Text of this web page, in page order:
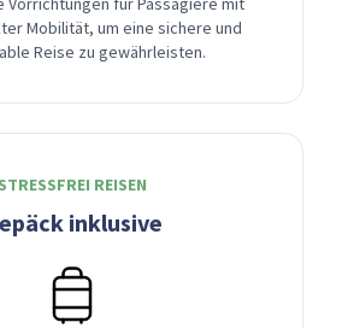
Mobilität, um eine sichere und
Reise zu gewährleisten.
STRESSFREI REISEN
inklusive